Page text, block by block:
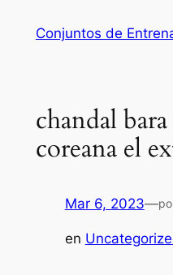
Conjuntos de
chandal
coreana el
Mar 6, 2023—
en